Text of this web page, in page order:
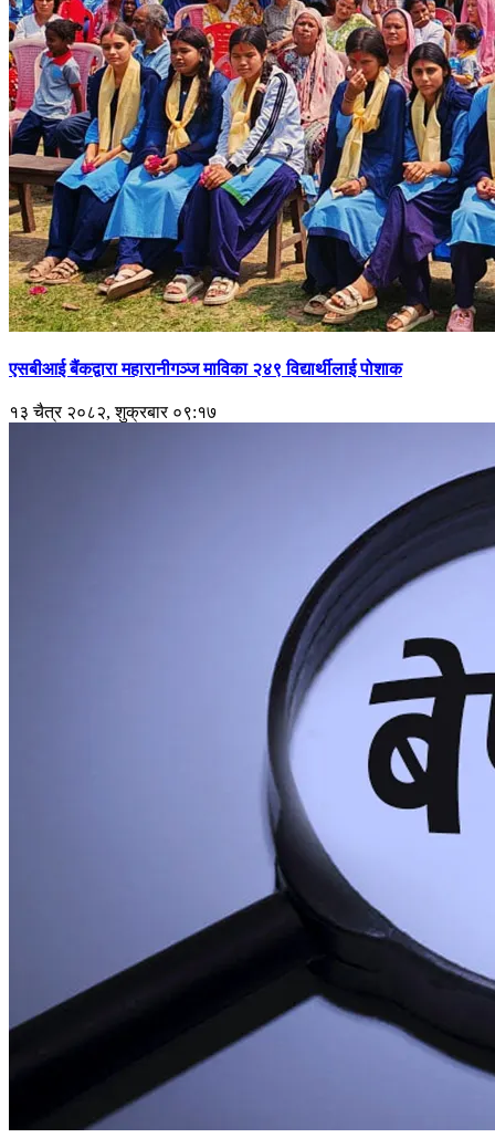
एसबीआई बैंकद्वारा महारानीगञ्ज माविका २४९ विद्यार्थीलाई पोशाक
१३ चैत्र २०८२, शुक्रबार ०९:१७